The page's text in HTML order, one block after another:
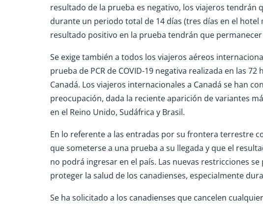
resultado de la prueba es negativo, los viajeros tendrán
durante un periodo total de 14 días (tres días en el hotel
resultado positivo en la prueba tendrán que
Se exige también a todos los viajeros aéreos
prueba de PCR de COVID-19 negativa realizada en las
Canadá. Los viajeros internacionales a Canadá se han
preocupación, dada la reciente aparición de variantes
en el Reino Unido, Sudáfrica y Brasil.
En lo referente a las entradas por su frontera terrestre
que someterse a una prueba a su llegada y que el
no podrá ingresar en el país. Las nuevas restricciones
proteger la salud de los canadienses, especialmente
Se ha solicitado a los canadienses que cancelen